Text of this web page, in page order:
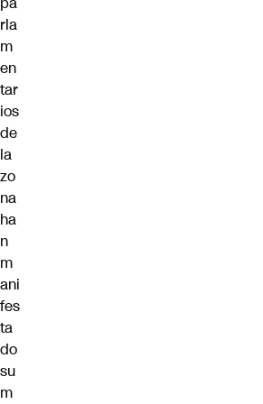
rla
m
en
tar
ios
de
la
zo
na
ha
n
m
ani
fes
ta
do
su
m